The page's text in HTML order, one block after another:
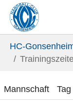
HC-
Mannschaft Tag